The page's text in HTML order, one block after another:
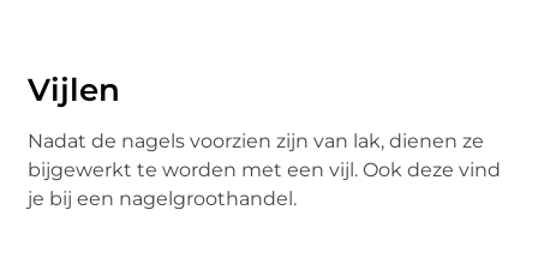
Vijlen
Nadat de nagels voorzien zijn van lak, dienen ze
bijgewerkt te worden met een vijl. Ook deze vind
je bij een nagelgroothandel.